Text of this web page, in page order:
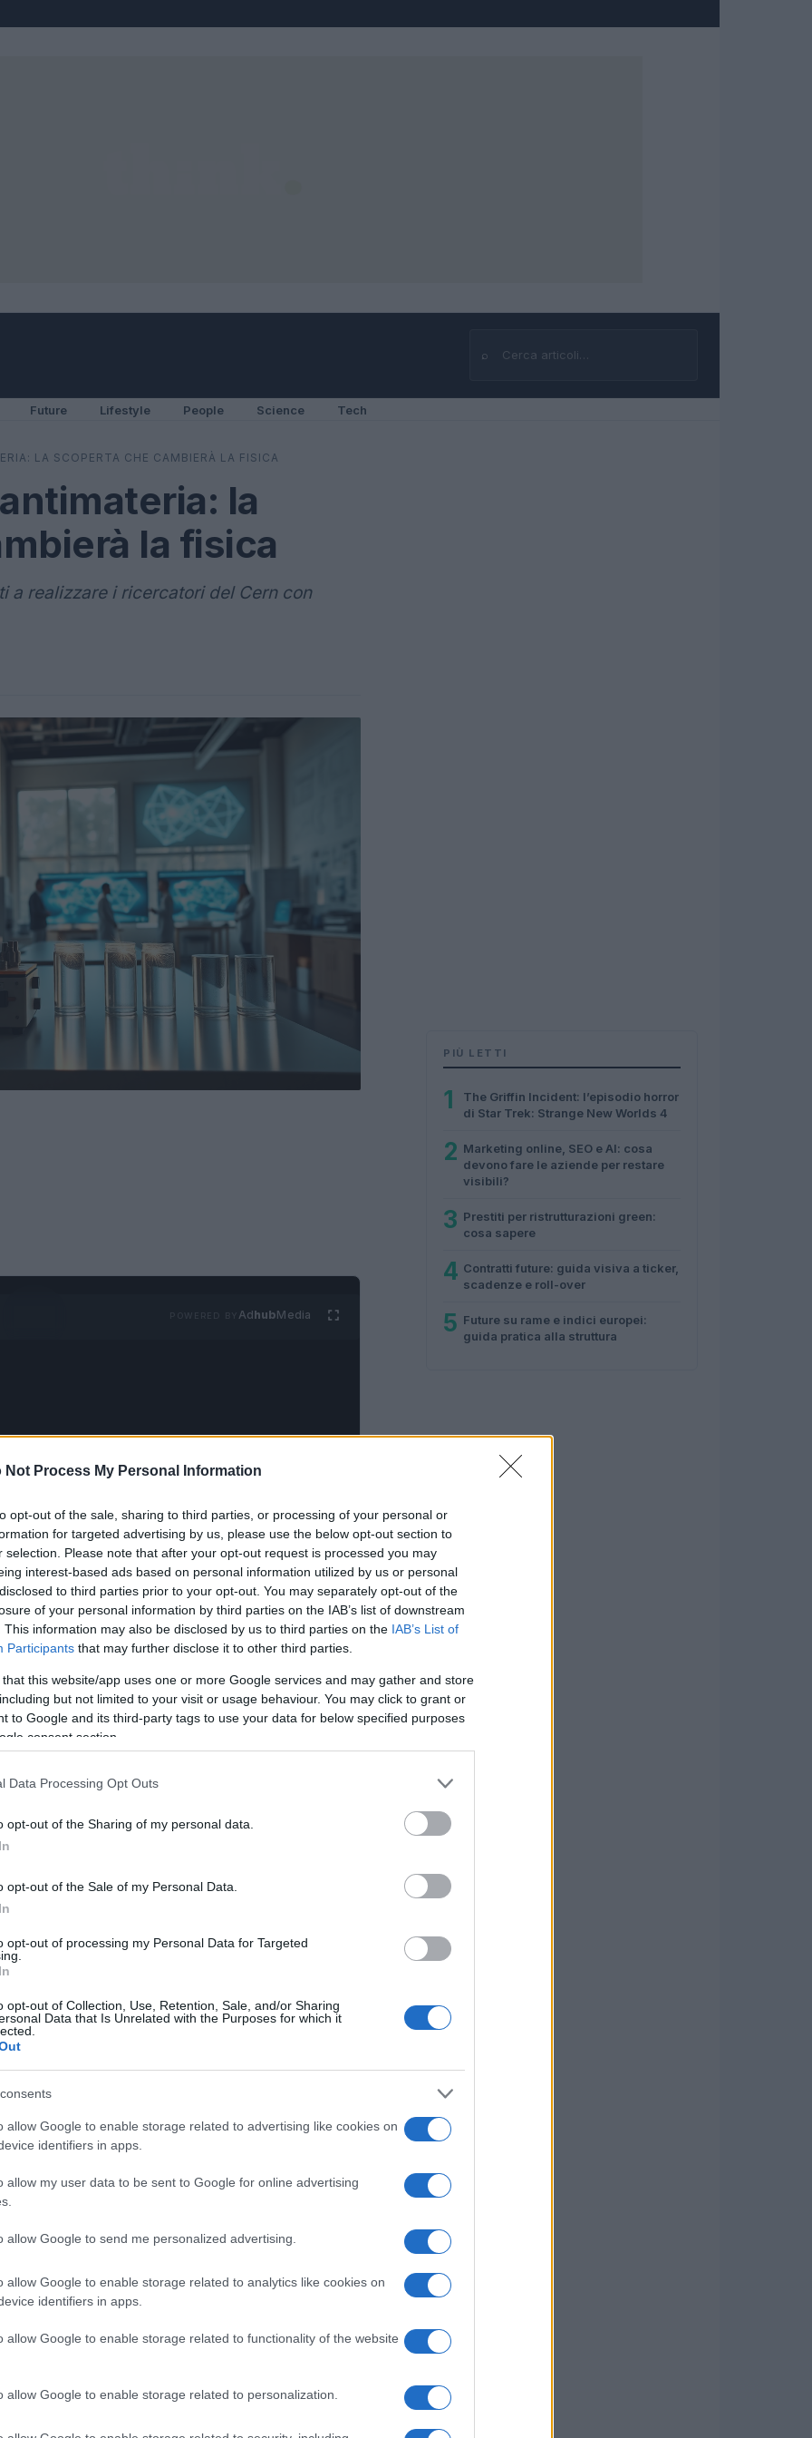
Not Process My Personal Information
opt-out of the sale, sharing to third parties, or processing of your personal or
for targeted advertising by us, please use the below opt-out section to
selection. Please note that after your opt-out request is processed you may
interest-based ads based on personal information utilized by us or personal
to third parties prior to your opt-out. You may separately opt-out of the
of your personal information by third parties on the IAB’s list of downstream
This information may also be disclosed by us to third parties on the IAB’s List of
Participants that may further disclose it to other third parties.
that this website/app uses one or more Google services and may gather and store
but not limited to your visit or usage behaviour. You may click to grant or
to Google and its third-party tags to use your data for below specified purposes
consent section.
Data Processing Opt Outs
opt-out of the Sharing of my personal data.
opt-out of the Sale of my Personal Data.
opt-out of processing my Personal Data for Targeted
opt-out of Collection, Use, Retention, Sale, and/or Sharing
Data that Is Unrelated with the Purposes for which it
allow Google to enable storage related to advertising like cookies on
identifiers in apps.
allow my user data to be sent to Google for online advertising
allow Google to send me personalized advertising.
allow Google to enable storage related to analytics like cookies on
identifiers in apps.
allow Google to enable storage related to functionality of the website
allow Google to enable storage related to personalization.
⌕
Cerca
Future Lifestyle People Science Tech
LA SCOPERTA CHE CAMBIERÀ LA FISICA
la
la fisica
a realizzare i ricercatori del Cern con
AdhubMedia
che potrebbe stravolgere il nostro modo
quello che è successo: i ricercatori del
raggiunto un traguardo senza precedenti,
o qubit. Questo non è solo un successo
svolta per la fisica moderna. In questo
avere un qubit di antimateria e quali
scienza.
ricerca sull’antimateria
prestigiosa rivista Nature, segna una pietra
Gli scienziati sono riusciti a mantenere un
— in oscillazione coerente tra due stati
è straordinario, considerando le
particelle di antimateria. Ma cosa rende
particelle subatomiche presenti in ogni
noi. Ma l’antiprotone, creato in laboratorio, ha
ma una carica elettrica opposta. Queste
il cui comportamento è influenzato dallo spin
magnetici si invertono è cruciale per la
Cpt che regola le leggi fisiche della
PIÙ LETTI
1
The Griffin Incident: l’episodio horror
di Star Trek: Strange New Worlds 4
2 Marketing online, SEO e AI: cosa
devono fare le aziende per restare
visibili?
3 Prestiti per ristrutturazioni green:
cosa sapere
4 Contratti future: guida visiva a ticker,
scadenze e roll-over
5 Future su rame e indici europei:
guida pratica alla struttura